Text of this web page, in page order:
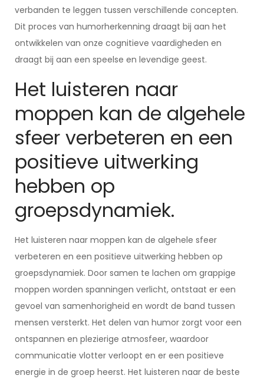
verbanden te leggen tussen verschillende concepten.
Dit proces van humorherkenning draagt bij aan het
ontwikkelen van onze cognitieve vaardigheden en
draagt bij aan een speelse en levendige geest.
Het luisteren naar
moppen kan de algehele
sfeer verbeteren en een
positieve uitwerking
hebben op
groepsdynamiek.
Het luisteren naar moppen kan de algehele sfeer
verbeteren en een positieve uitwerking hebben op
groepsdynamiek. Door samen te lachen om grappige
moppen worden spanningen verlicht, ontstaat er een
gevoel van samenhorigheid en wordt de band tussen
mensen versterkt. Het delen van humor zorgt voor een
ontspannen en plezierige atmosfeer, waardoor
communicatie vlotter verloopt en er een positieve
energie in de groep heerst. Het luisteren naar de beste